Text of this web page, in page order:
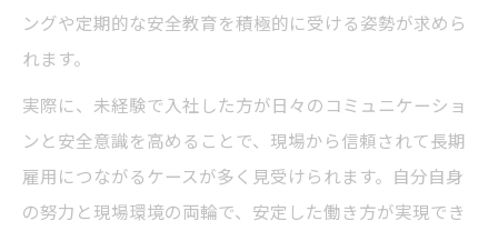
ングや定期的な安全教育を積極的に受ける姿勢が求めら
れます。
実際に、未経験で入社した方が日々のコミュニケーショ
ンと安全意識を高めることで、現場から信頼されて長期
雇用につながるケースが多く見受けられます。自分自身
の努力と現場環境の両輪で、安定した働き方が実現でき